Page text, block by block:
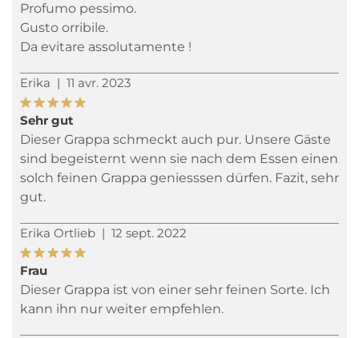
Profumo pessimo.
Gusto orribile.
Da evitare assolutamente !
Erika | 11 avr. 2023
Sehr gut
Dieser Grappa schmeckt auch pur. Unsere Gäste
sind begeisternt wenn sie nach dem Essen einen
solch feinen Grappa geniesssen dürfen. Fazit, sehr
gut.
Erika Ortlieb | 12 sept. 2022
Frau
Dieser Grappa ist von einer sehr feinen Sorte. Ich
kann ihn nur weiter empfehlen.